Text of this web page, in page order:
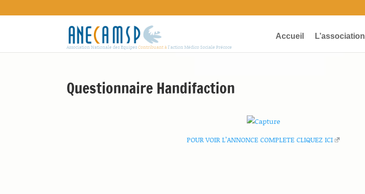
Association Nationale des EquipesContribuant àl'action Médico Sociale Précoce
Accueil L’association
Questionnaire Handifaction
POUR VOIR L’ANNONCE COMPLETE CLIQUEZ ICI